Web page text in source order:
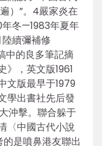
）”。4嚴家炎在
年冬—1983年夏年
續彌補修
中的良多筆記摘
》，英文版1961
文版最早于1979
學出書社先后發
沖擊。聯合躲于
〈中國古代小說
是噴鼻港友聯出